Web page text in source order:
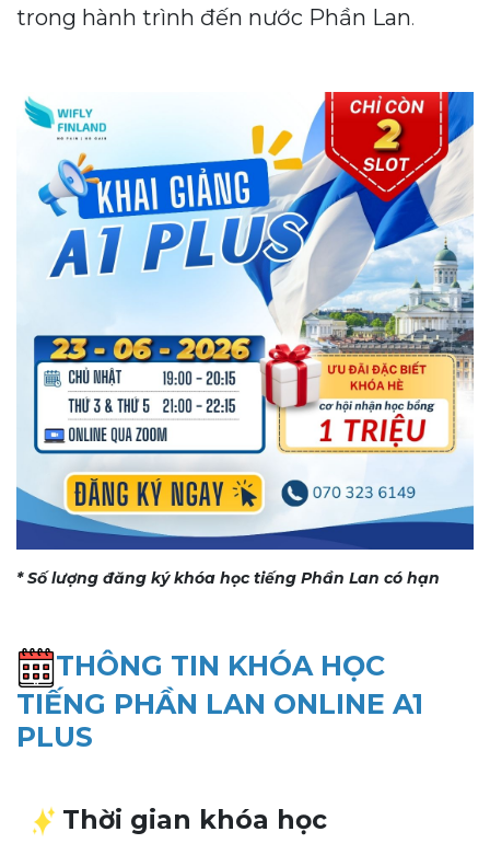
trong hành trình đến nước Phần Lan.
* Số lượng đăng ký khóa học tiếng Phần Lan có hạn
THÔNG TIN KHÓA HỌC
TIẾNG PHẦN LAN ONLINE A1
PLUS
Thời gian khóa học